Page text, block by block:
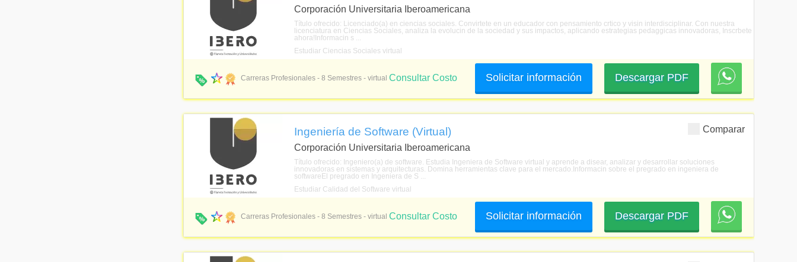
Corporación Universitaria Iberoamericana
Título ofrecido: Licenciado(a) en ciencias sociales. Convirtete en un educador con pensamiento crtico y visin interdisciplinar. Con nuestra
licenciatura en Ciencias Sociales, analiza la evolucin de la sociedad y sus impactos, aplicando estrategias pedaggicas innovadoras, Inscrbete
ahora!Informacin s ...
Estudiar Ciencias Sociales virtual
Carreras Profesionales - 8 Semestres - virtual Descargar PDF
Solicitar información
Consultar Costo
Comparar
Ingeniería de Software (Virtual)
Corporación Universitaria Iberoamericana
Título ofrecido: Ingeniero(a) de software. Estudia Ingeniera de Software virtual y aprende a disear, analizar y desarrollar soluciones
innovadoras en sistemas y arquitecturas. Domina herramientas clave para el mercado.Informacin sobre el pregrado en ingeniera de
softwareEl pregrado en Ingeniera de S ...
Estudiar Calidad del Software virtual
Carreras Profesionales - 8 Semestres - virtual Descargar PDF
Solicitar información
Consultar Costo